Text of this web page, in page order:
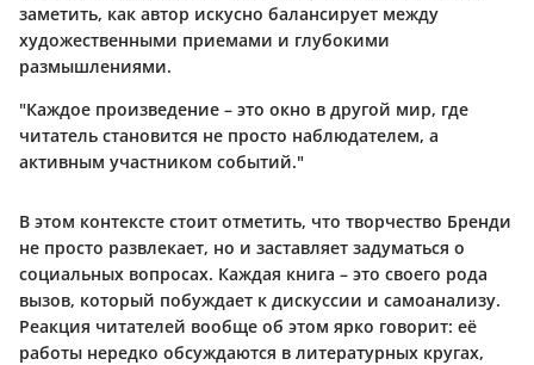
заметить, как автор искусно балансирует между
художественными приемами и глубокими
размышлениями.
"Каждое произведение – это окно в другой мир, где
читатель становится не просто наблюдателем, а
активным участником событий."
В этом контексте стоит отметить, что творчество Бренди
не просто развлекает, но и заставляет задуматься о
социальных вопросах. Каждая книга – это своего рода
вызов, который побуждает к дискуссии и самоанализу.
Реакция читателей вообще об этом ярко говорит: её
работы нередко обсуждаются в литературных кругах,